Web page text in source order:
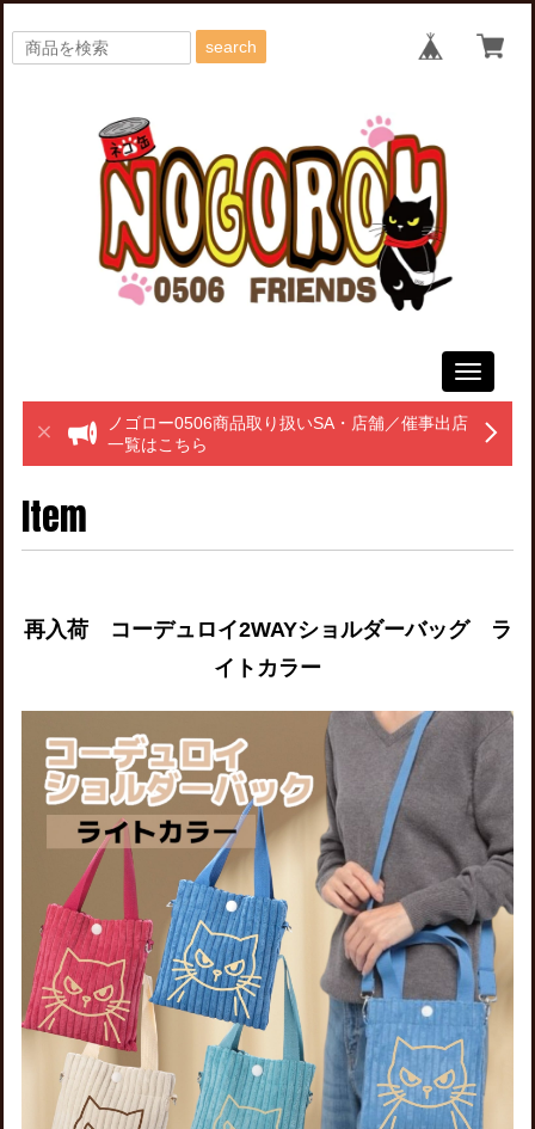
search
Toggle
ノゴロー0506商品取り扱いSA・店舗／催事出店
一覧はこちら
Item
再入荷 コーデュロイ2WAYショルダーバッグ ラ
イトカラー